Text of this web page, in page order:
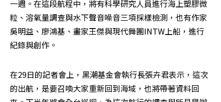
一週。在這段航程中，將有科學研究人員進行海上塑膠微
粒、溶氧量調查與水下聲音噪音三項採樣檢測，也有作家
吳明益、廖鴻基、畫家王傑與現代舞團INTW上船，進行
紀錄與創作。
在29日的記者會上，黑潮基金會執行長張卉君表示，這次
的出航，是要召喚大家重新回到海域，也將帶著資料回